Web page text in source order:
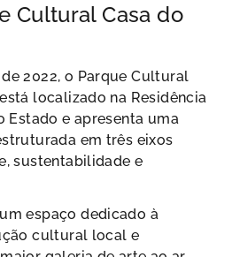
Cultural Casa do
2022, o Parque Cultural
localizado na Residência
Estado e apresenta uma
em três eixos
sustentabilidade e
espaço dedicado à
cultural local e